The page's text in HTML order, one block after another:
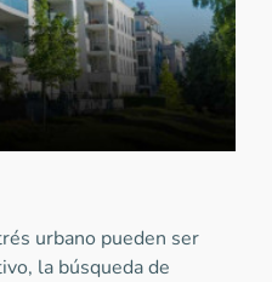
urbano pueden ser
la búsqueda de